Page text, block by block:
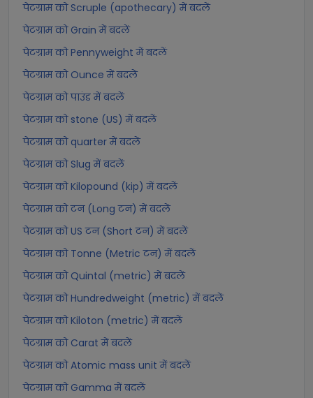
पेटग्राम को Scruple (apothecary) में बदलें
पेटग्राम को Grain में बदलें
पेटग्राम को Pennyweight में बदलें
पेटग्राम को Ounce में बदलें
पेटग्राम को पाउंड में बदलें
पेटग्राम को stone (US) में बदलें
पेटग्राम को quarter में बदलें
पेटग्राम को Slug में बदलें
पेटग्राम को Kilopound (kip) में बदलें
पेटग्राम को टन (Long टन) में बदलें
पेटग्राम को US टन (Short टन) में बदलें
पेटग्राम को Tonne (Metric टन) में बदलें
पेटग्राम को Quintal (metric) में बदलें
पेटग्राम को Hundredweight (metric) में बदलें
पेटग्राम को Kiloton (metric) में बदलें
पेटग्राम को Carat में बदलें
पेटग्राम को Atomic mass unit में बदलें
पेटग्राम को Gamma में बदलें